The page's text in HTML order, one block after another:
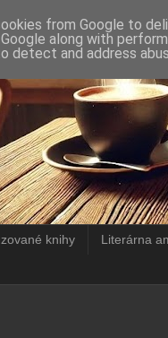
knihy Literárna
from Google to
along with
detect and address